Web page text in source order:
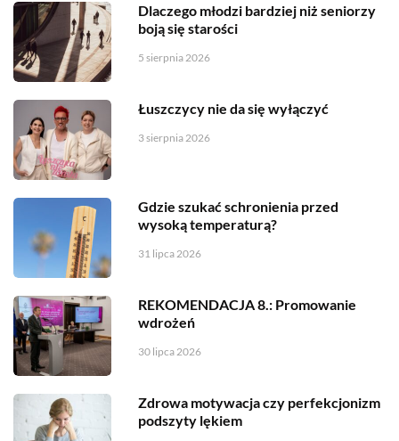
Dlaczego młodzi bardziej niż seniorzy
boją się starości
5 sierpnia 2026
Łuszczycy nie da się wyłączyć
3 sierpnia 2026
Gdzie szukać schronienia przed
wysoką temperaturą?
31 lipca 2026
REKOMENDACJA 8.: Promowanie
wdrożeń
30 lipca 2026
Zdrowa motywacja czy perfekcjonizm
podszyty lękiem